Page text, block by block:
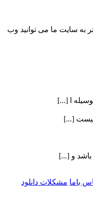
به سایت ما می توانید وب
ا [...]
و [...]
باما مشکلات دانلود